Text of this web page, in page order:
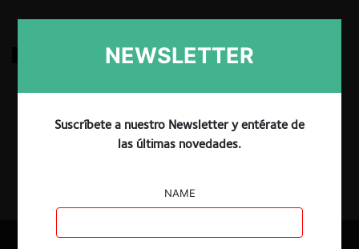
NEWSLETTER
Suscríbete a nuestro Newsletter y entérate de
las últimas novedades.
NAME
FNE c. LATAM Airlines Group S.A